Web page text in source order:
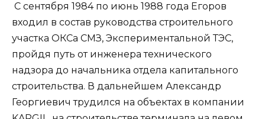
С сентября 1984 по июнь 1988 года Егоров
входил в состав руководства строительного
участка ОКСа СМЗ, Экспериментальной ТЭС,
пройдя путь от инженера технического
надзора до начальника отдела капитального
строительства. В дальнейшем Александр
Георгиевич трудился на объектах в компании